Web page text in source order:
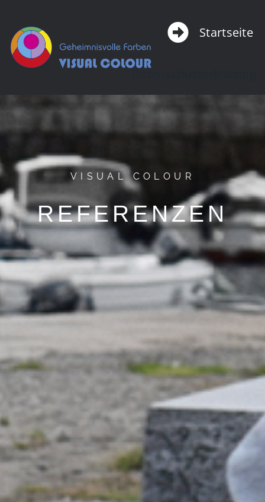
Inhalt
springen
Startseite
VISUAL COLOUR
REFERENZEN
PLAKATE POSTER